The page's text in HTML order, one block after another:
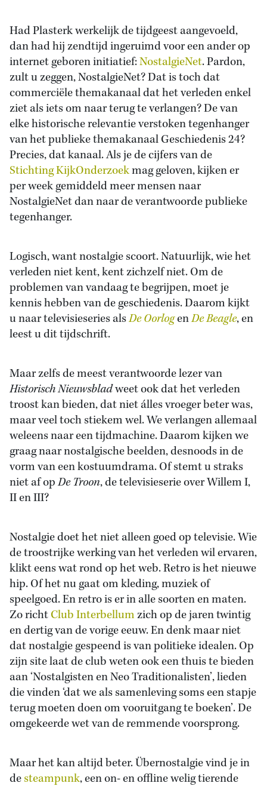
Had Plasterk werkelijk de tijdgeest aangevoeld,
dan had hij zendtijd ingeruimd voor een ander op
internet geboren initiatief:NostalgieNet. Pardon,
zult u zeggen, NostalgieNet? Dat is toch dat
commerciële themakanaal dat het verleden enkel
ziet als iets om naar terug te verlangen? De van
elke historische relevantie verstoken tegenhanger
van het publieke themakanaal Geschiedenis 24?
Precies, dat kanaal. Als je de cijfers van de
Stichting KijkOnderzoekmag geloven, kijken er
per week gemiddeld meer mensen naar
NostalgieNet dan naar de verantwoorde publieke
tegenhanger.
Logisch, want nostalgie scoort. Natuurlijk, wie het
verleden niet kent, kent zichzelf niet. Om de
problemen van vandaag te begrijpen, moet je
kennis hebben van de geschiedenis. Daarom kijkt
u naar televisieseries alsDe OorlogenDe Beagle, en
leest u dit tijdschrift.
Maar zelfs de meest verantwoorde lezer van
Historisch Nieuwsbladweet ook dat het verleden
troost kan bieden, dat niet álles vroeger beter was,
maar veel toch stiekem wel. We verlangen allemaal
weleens naar een tijdmachine. Daarom kijken we
graag naar nostalgische beelden, desnoods in de
vorm van een kostuumdrama. Of stemt u straks
niet af opDe Troon, de televisieserie over Willem I,
II en III?
Nostalgie doet het niet alleen goed op televisie. Wie
de troostrijke werking van het verleden wil ervaren,
klikt eens wat rond op het web. Retro is het nieuwe
hip. Of het nu gaat om kleding, muziek of
speelgoed. En retro is er in alle soorten en maten.
Zo richtClub Interbellumzich op de jaren twintig
en dertig van de vorige eeuw. En denk maar niet
dat nostalgie gespeend is van politieke idealen. Op
zijn site laat de club weten ook een thuis te bieden
aan ‘Nostalgisten en Neo Traditionalisten’, lieden
die vinden ‘dat we als samenleving soms een stapje
terug moeten doen om vooruitgang te boeken’. De
omgekeerde wet van de remmende voorsprong.
Maar het kan altijd beter. Übernostalgie vind je in
desteampunk, een on- en offline welig tierende